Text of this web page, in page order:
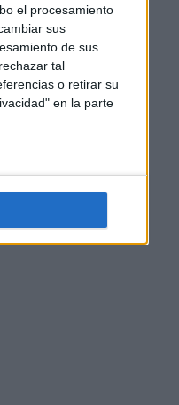
el procesamiento
sus
de sus
tal
o retirar su
en la parte